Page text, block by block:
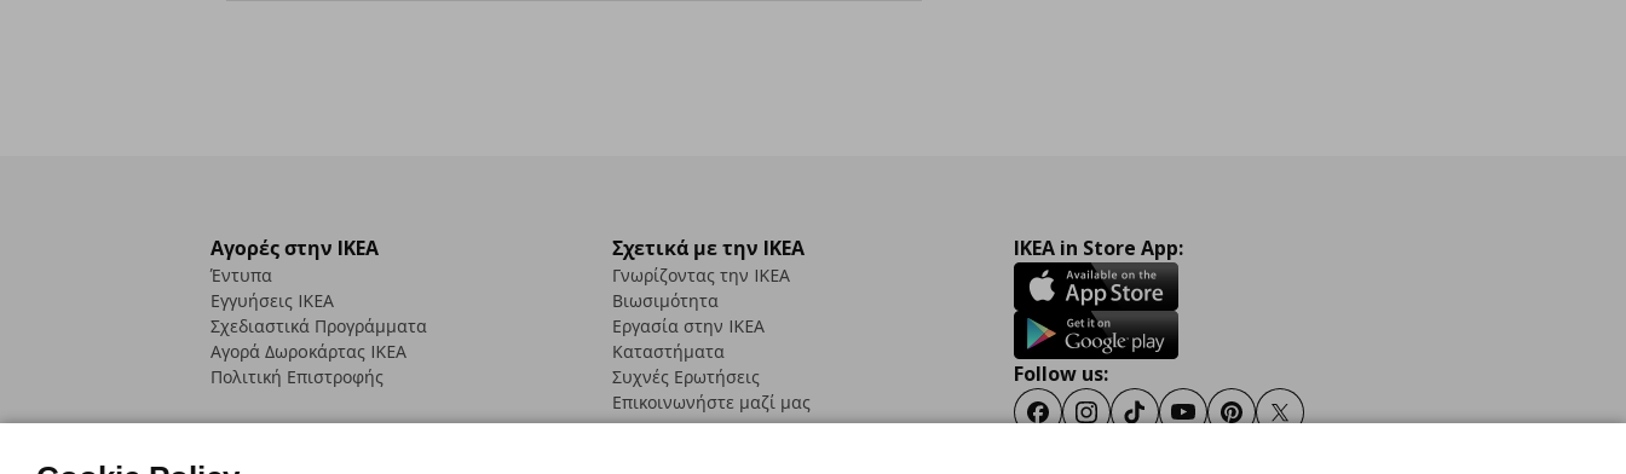
Αγορές στην IKEA
Έντυπα
Εγγυήσεις IKEA
Σχεδιαστικά Προγράμματα
Αγορά Δωρoκάρτας IKEA
Πολιτική Επιστροφής
Σχετικά με την IKEA
Γνωρίζοντας την IKEA
Βιωσιμότητα
Εργασία στην IKEA
Καταστήματα
Συχνές Ερωτήσεις
Επικοινωνήστε μαζί μας
IKEA in Store App:
Follow us:
FacebookInstagram
TikTokYoutubePinterestTwitter